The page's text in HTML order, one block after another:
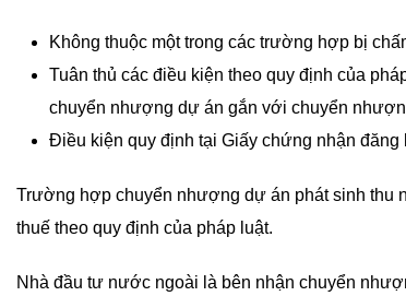
Không thuộc một trong các trường hợp bị
Tuân thủ các điều kiện theo quy định của
chuyển nhượng dự án gắn với chuyển
Điều kiện quy định tại Giấy chứng nhận đăng
Trường hợp chuyển nhượng dự án phát sinh thu
thuế theo quy định của pháp luật.
Nhà đầu tư nước ngoài là bên nhận chuyển